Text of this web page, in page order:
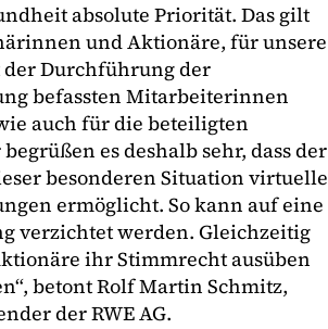
absolute Priorität. Das gilt
und Aktionäre, für unsere
der Durchführung der
befassten Mitarbeiterinnen
auch für die beteiligten
es deshalb sehr, dass der
besonderen Situation virtuelle
ermöglicht. So kann auf eine
verzichtet werden. Gleichzeitig
ihr Stimmrecht ausüben
betont Rolf Martin Schmitz,
der RWE AG.